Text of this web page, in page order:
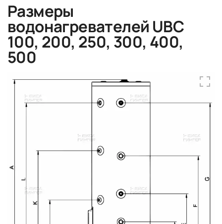
Размеры
водонагревателей UBC
100, 200, 250, 300, 400,
500